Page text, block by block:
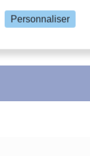
Personnaliser